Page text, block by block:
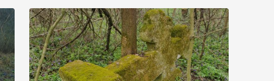
дороги їх не видно, але видно дві стареньких колії у траві –
[…]